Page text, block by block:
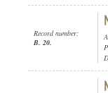
Record number:
B. 20.